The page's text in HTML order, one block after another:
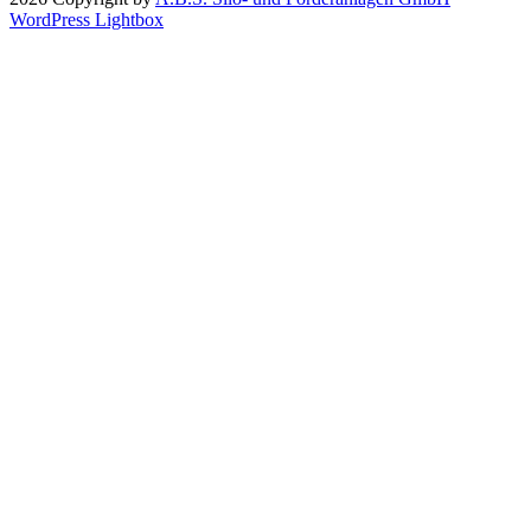
WordPress Lightbox